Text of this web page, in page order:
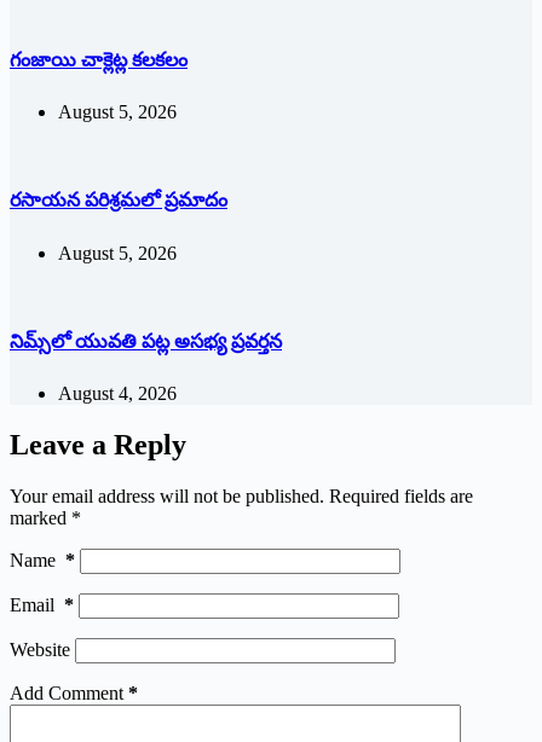
గంజాయి చాక్లెట్ల కలకలం
August 5, 2026
రసాయన పరిశ్రమలో ప్రమాదం
August 5, 2026
నిమ్స్‌లో యువతి పట్ల అసభ్య ప్రవర్తన
August 4, 2026
Leave a Reply
Your email address will not be published. Required fields are
marked *
Name *
Email *
Website
Add Comment *